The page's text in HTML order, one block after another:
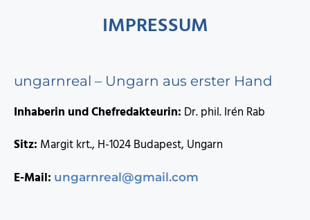
IMPRESSUM
ungarnreal – Ungarn aus erster Hand
Inhaberin und Chefredakteurin: Dr. phil. Irén Rab
Sitz: Margit krt., H-1024 Budapest, Ungarn
E-Mail: ungarnreal@gmail.com